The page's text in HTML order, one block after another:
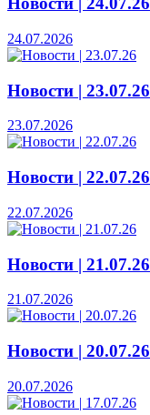
24.07.2026
Новости | 23.07.26
23.07.2026
Новости | 22.07.26
22.07.2026
Новости | 21.07.26
21.07.2026
Новости | 20.07.26
20.07.2026